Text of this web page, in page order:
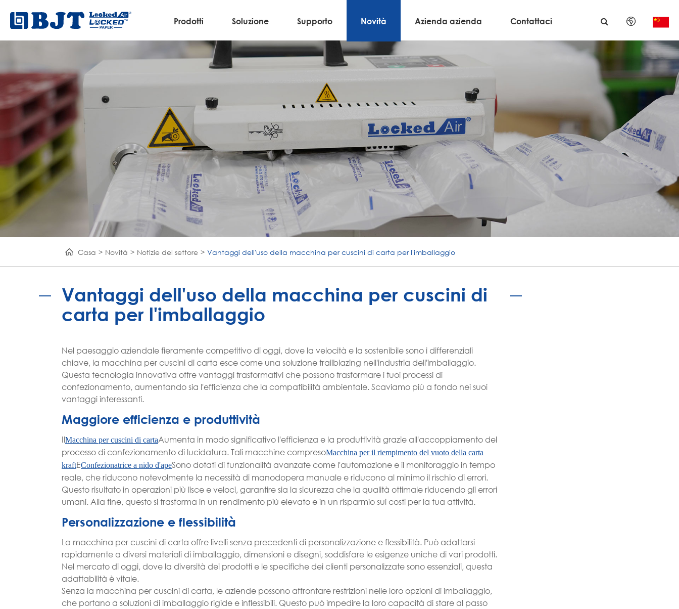
Prodotti Soluzione Supporto Novità Azienda azienda Contattaci
English
日本語
français
Deutsch
português
Casa Novità Notizie del settore Vantaggi dell'uso della macchina per cuscini di carta per l'imballaggio
Vantaggi dell'uso della macchina per cuscini di
carta per l'imballaggio
Nel paesaggio aziendale fieramente competitivo di oggi, dove la velocità e la sostenibile sono i differenziali
chiave, la macchina per cuscini di carta esce come una soluzione trailblazing nell'industria dell'imballaggio.
Questa tecnologia innovativa offre vantaggi trasformativi che possono trasformare i tuoi processi di
confezionamento, aumentando sia l'efficienza che la compatibilità ambientale. Scaviamo più a fondo nei suoi
vantaggi interessanti.
Maggiore efficienza e produttività
IlMacchina per cuscini di cartaAumenta in modo significativo l'efficienza e la produttività grazie all'accoppiamento del
processo di confezionamento di lucidatura. Tali macchine compresoMacchina per il riempimento del vuoto della carta
kraftEConfezionatrice a nido d'apeSono dotati di funzionalità avanzate come l'automazione e il monitoraggio in tempo
reale, che riducono notevolmente la necessità di manodopera manuale e riducono al minimo il rischio di errori.
Questo risultato in operazioni più lisce e veloci, garantire sia la sicurezza che la qualità ottimale riducendo gli errori
umani. Alla fine, questo si trasforma in un rendimento più elevato e in un risparmio sui costi per la tua attività.
Personalizzazione e flessibilità
La macchina per cuscini di carta offre livelli senza precedenti di personalizzazione e flessibilità. Può adattarsi
rapidamente a diversi materiali di imballaggio, dimensioni e disegni, soddisfare le esigenze uniche di vari prodotti.
Nel mercato di oggi, dove la diversità dei prodotti e le specifiche dei clienti personalizzate sono essenziali, questa
adattabilità è vitale.
Senza la macchina per cuscini di carta, le aziende possono affrontare restrizioni nelle loro opzioni di imballaggio,
che portano a soluzioni di imballaggio rigide e inflessibili. Questo può impedire la loro capacità di stare al passo